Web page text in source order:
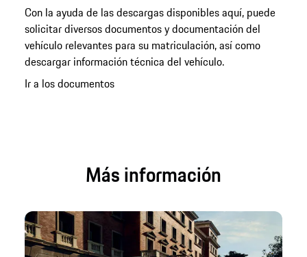
Con la ayuda de las descargas disponibles aquí, puede
solicitar diversos documentos y documentación del
vehículo relevantes para su matriculación, así como
descargar información técnica del vehículo.
Ir a los documentos
Más información